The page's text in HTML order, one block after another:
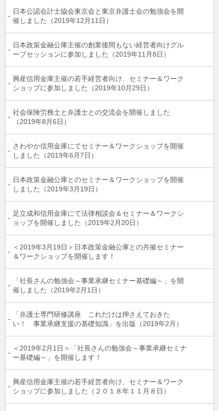
日本公認会計士協会東京会と東京弁護士会の勉強会を開
催しました（2019年12月11日）
日本政策金融公庫主催の創業後間もない経営者向けグル
ープセッションに参加しました（2019年11月8日）
興産信用金庫主催の若手経営者向け、セミナー＆ワーク
ショップに参加しました（2019年10月29日）
社会保険労務士と弁護士との交流会を開催しました
（2019年8月6日）
さわやか信用金庫にてセミナー＆ワークショップを開催
しました（2019年6月7日）
日本政策金融公庫とのセミナー＆ワークショップを開催
しました（2019年3月19日）
足立成和信用金庫にて法律相談会＆セミナー＆ワークシ
ョップを開催しました（2019年2月20日）
＜2019年3月19日＞日本政策金融公庫との共催セミナー
＆ワークショップを開催します！
「社長さんの勉強会～事業承継セミナー基礎編～」を開
催しました（2019年2月1日）
「弁護士専門研修講座 これだけは押さえておきた
い！ 事業承継支援の基礎知識」を出版（2019年2月）
＜2019年2月1日＞「社長さんの勉強会～事業承継セミナ
ー基礎編～」を開催します！
興産信用金庫主催の若手経営者向け、セミナー＆ワーク
ショップに参加しました（２０１８年１１月８日）